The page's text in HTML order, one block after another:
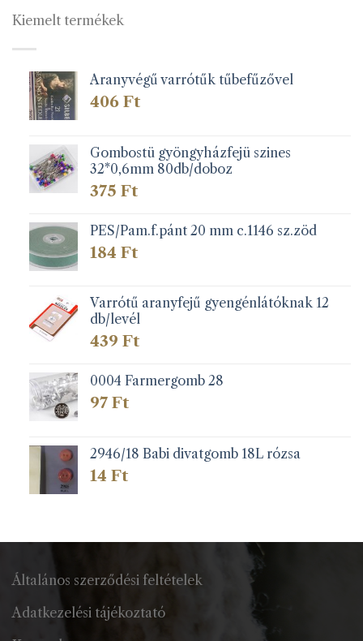
Kiemelt termékek
Aranyvégű varrótűk tűbefűzővel
406 Ft
Gombostü gyöngyházfejü szines
32*0,6mm 80db/doboz
375 Ft
PES/Pam.f.pánt 20 mm c.1146 sz.zöd
184 Ft
Varrótű aranyfejű gyengénlátóknak 12
db/levél
439 Ft
0004 Farmergomb 28
97 Ft
2946/18 Babi divatgomb 18L rózsa
14 Ft
Általános szerződési feltételek
Adatkezelési tájékoztató